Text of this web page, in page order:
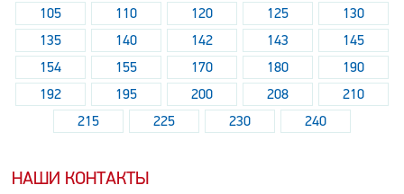
105
110 120 125
130
135
140 142 143
145
154
155 170 180
190
192
195 200 208
210
215
225 230 240
НАШИ КОНТАКТЫ